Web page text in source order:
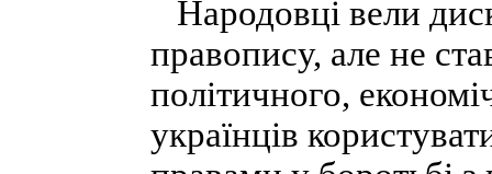
Народовці вели
правопису, але не
політичного,
українців